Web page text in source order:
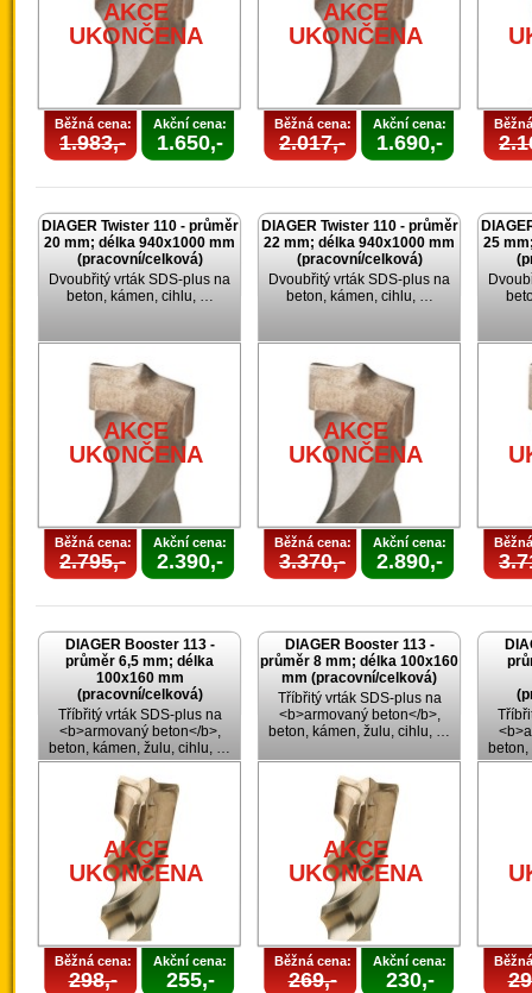
AKCE
UKONČENA
Běžná cena:
1.983,-
Akční cena:
1.650,-
AKCE
UKONČENA
Běžná cena:
2.017,-
Akční cena:
1.690,-
DIAGER Twister 110 - průměr
20 mm; délka 940x1000 mm
(pracovní/celková)
Dvoubřitý vrták SDS-plus na
beton, kámen, cihlu, …
AKCE
UKONČENA
Běžná cena:
2.795,-
Akční cena:
2.390,-
DIAGER Twister 110 - průměr
22 mm; délka 940x1000 mm
(pracovní/celková)
Dvoubřitý vrták SDS-plus na
beton, kámen, cihlu, …
AKCE
UKONČENA
Běžná cena:
3.370,-
Akční cena:
2.890,-
25
DIAGER Booster 113 -
průměr 6,5 mm; délka
100x160 mm
(pracovní/celková)
Tříbřitý vrták SDS-plus na
<b>armovaný beton</b>,
beton, kámen, žulu, cihlu, …
AKCE
UKONČENA
Běžná cena:
298,-
Akční cena:
255,-
DIAGER Booster 113 -
průměr 8 mm; délka 100x160
mm (pracovní/celková)
Tříbřitý vrták SDS-plus na
<b>armovaný beton</b>,
beton, kámen, žulu, cihlu, …
AKCE
UKONČENA
Běžná cena:
269,-
Akční cena:
230,-